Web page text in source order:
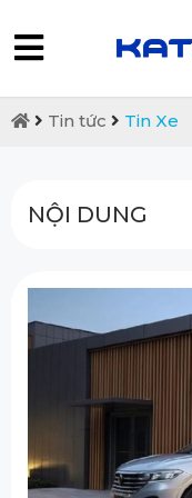
Tin tức Tin Xe
NỘI DUNG